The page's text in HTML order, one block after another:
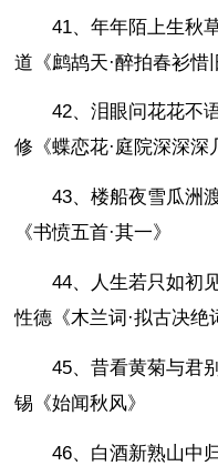
41、年年陌上生秋
道《鹧鸪天·醉拍春衫惜
42、泪眼问花花不
修《蝶恋花·庭院深深深
43、楼船夜雪瓜洲
《书愤五首·其一》
44、人生若只如初
性德《木兰词·拟古决绝
45、昔看黄菊与君
锡《始闻秋风》
46、白酒新熟山中